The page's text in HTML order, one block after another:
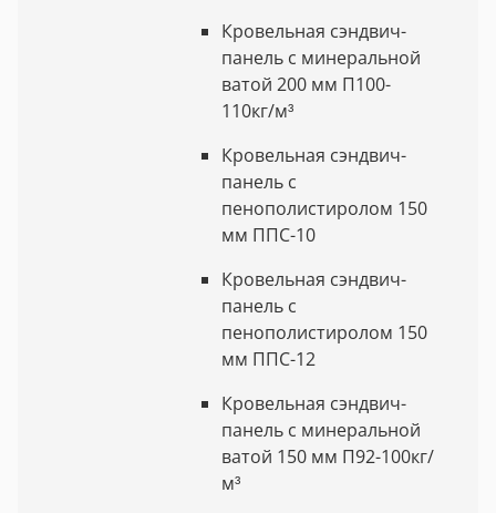
Кровельная сэндвич-
панель с минеральной
ватой 200 мм П100-
110кг/м³
Кровельная сэндвич-
панель с
пенополистиролом 150
мм ППС-10
Кровельная сэндвич-
панель с
пенополистиролом 150
мм ППС-12
Кровельная сэндвич-
панель с минеральной
ватой 150 мм П92-100кг/
м³